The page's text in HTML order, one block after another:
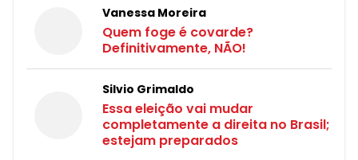
Vanessa Moreira
Quem foge é covarde?
Definitivamente, NÃO!
Silvio Grimaldo
Essa eleição vai mudar
completamente a direita no Brasil;
estejam preparados